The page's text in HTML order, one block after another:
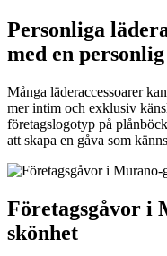
Personliga
med en
Många läderaccessoarer
mer intim och exklusiv
företagslogotyp på
att skapa en gåva som
Företagsgåvor i
skönhet